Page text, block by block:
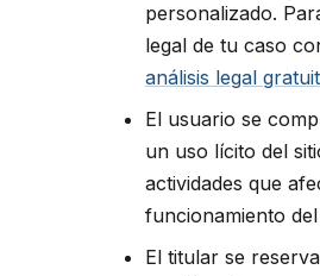
personalizado.
legal de tu caso
análisis legal
El usuario se
un uso lícito del
actividades que
funcionamiento
El titular se